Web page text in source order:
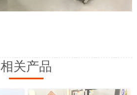
相关产品